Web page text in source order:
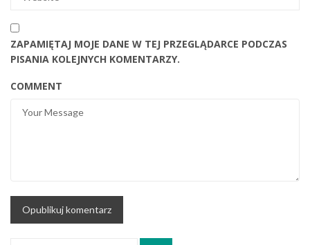
ZAPAMIĘTAJ MOJE DANE W TEJ PRZEGLĄDARCE PODCZAS
PISANIA KOLEJNYCH KOMENTARZY.
COMMENT